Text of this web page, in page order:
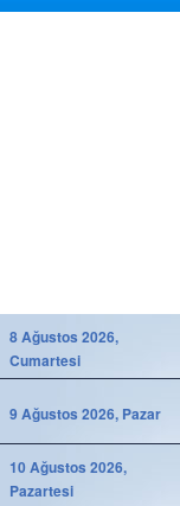
8 Ağustos 2026,
Cumartesi
9 Ağustos 2026, Pazar
10 Ağustos 2026,
Pazartesi